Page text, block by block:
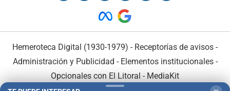
Hemeroteca Digital (1930-1979) - Receptorías de avisos -
Administración y Publicidad - Elementos institucionales-
Opcionales con El Litoral - MediaKit